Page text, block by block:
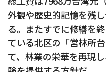
外観や歴史的記憶を残
る。またすでに修繕を
ている北区の「営林所
て、林業の栄華を再現